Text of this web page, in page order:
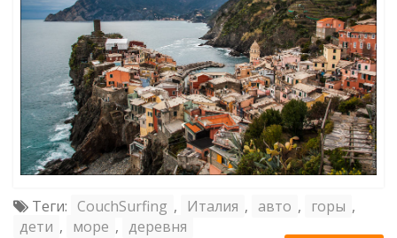
Теги: CouchSurfing , Италия , авто , горы ,
дети , море , деревня